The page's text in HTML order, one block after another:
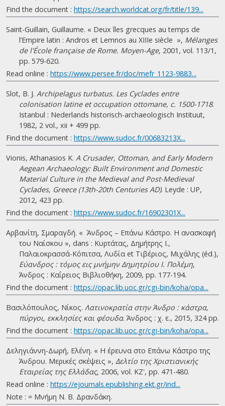
Find the document : https://search.worldcat.org/fr/title/139...
Saint-Guillain, Guillaume. « Deux îles grecques au temps de
l’Empire latin : Andros et Lemnos au XIIIe siècle », Mélanges
de l'École française de Rome. Moyen-Age, 2001, vol. 113/1,
pp. 579-620.
Read online : https://www.persee.fr/doc/mefr_1123-9883...
Slot, B. J. Archipelagus turbatus. Les Cyclades entre
colonisation latine et occupation ottomane, c. 1500-1718.
Istanbul : Nederlands historisch-archaeologisch Instituut,
1982, 2 vol., xii + 499 pp.
Find the document : https://www.sudoc.fr/00683213X...
Vionis, Athanasios K. A Crusader, Ottoman, and Early Modern
Aegean Archaeology: Built Environment and Domestic
Material Culture in the Medieval and Post-Medieval
Cyclades, Greece (13th-20th Centuries AD). Leyde : UP,
2012, 423 pp.
Find the document : https://www.sudoc.fr/16902301X...
Αρβανίτη, Σμαραγδή. « Άνδρος – Επάνω Κάστρο. Η ανασκαφή
του Ναίσκου », dans : Κυρτάτας, Δημήτρης Ι.,
Παλαιοκρασσά-Κόπιτσα, Λυδία et Τιβέριος, Μιχάλης (éd.),
Εύανδρος : τόμος εις μνήμην Δημητρίου Ι. Πολέμη,
Άνδρος : Καΐρειος Βιβλιοθήκη, 2009, pp. 177-194.
Find the document : https://opac.lib.uoc.gr/cgi-bin/koha/opa...
Βασιλόπουλος, Νίκος. Λατινοκρατία στην Άνδρο : κάστρα,
πύργοι, εκκλησίες και φέουδα. Άνδρος : χ. ε., 2015, 324 pp.
Find the document : https://opac.lib.uoc.gr/cgi-bin/koha/opa...
Δεληγιάννη-Δωρή, Ελένη. « Η έρευνα στο Επάνω Κάστρο της
Άνδρου. Μερικές σκέψεις », Δελτίο της Χριστιανικής
Εταιρείας της Ελλάδας, 2006, vol. KZ', pp. 471-480.
Read online : https://ejournals.epublishing.ekt.gr/ind...
Note : = Μνήμη Ν. Β. Δρανδάκη.